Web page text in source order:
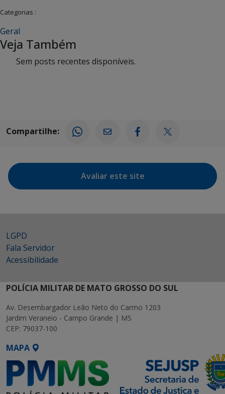
Categorias :
Geral
Veja Também
Sem posts recentes disponíveis.
Compartilhe:
Avaliar este site
LGPD
Fala Servidor
Acessibilidade
POLÍCIA MILITAR DE MATO GROSSO DO SUL
Av. Desembargador Leão Neto do Carmo 1203
Jardim Veraneio - Campo Grande | MS
CEP: 79037-100
MAPA